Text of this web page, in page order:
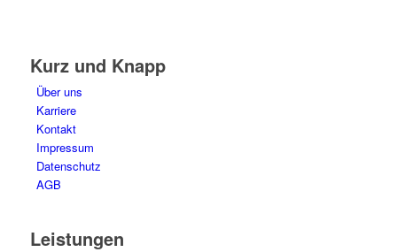
Kurz und Knapp
Über uns
Karriere
Kontakt
Impressum
Datenschutz
AGB
Leistungen